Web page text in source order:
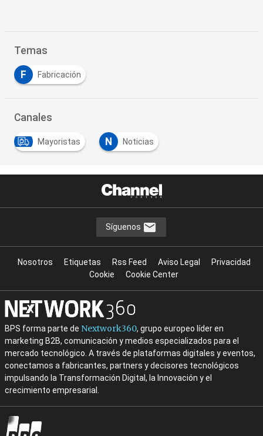
Temas
F Fabricación
Canales
Mayoristas N Noticias
Síguenos
Nosotros Etiquetas Rss Feed Aviso Legal
Privacidad
Cookie
Cookie Center
BPS forma parte de Nextwork360, grupo europeo líder en
marketing B2B, comunicación y medios especializados para el
mercado tecnológico. A través de plataformas digitales y eventos,
conectamos a fabricantes, partners y decisores tecnológicos
impulsando la Transformación Digital, la Innovación y el
crecimiento empresarial.